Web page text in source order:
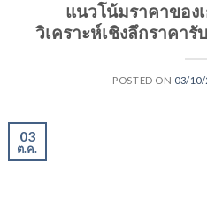
แนวโน้มราคาของ
วิเคราะห์เชิงลึกราคา
POSTED ON 03/10/
03
ต.ค.